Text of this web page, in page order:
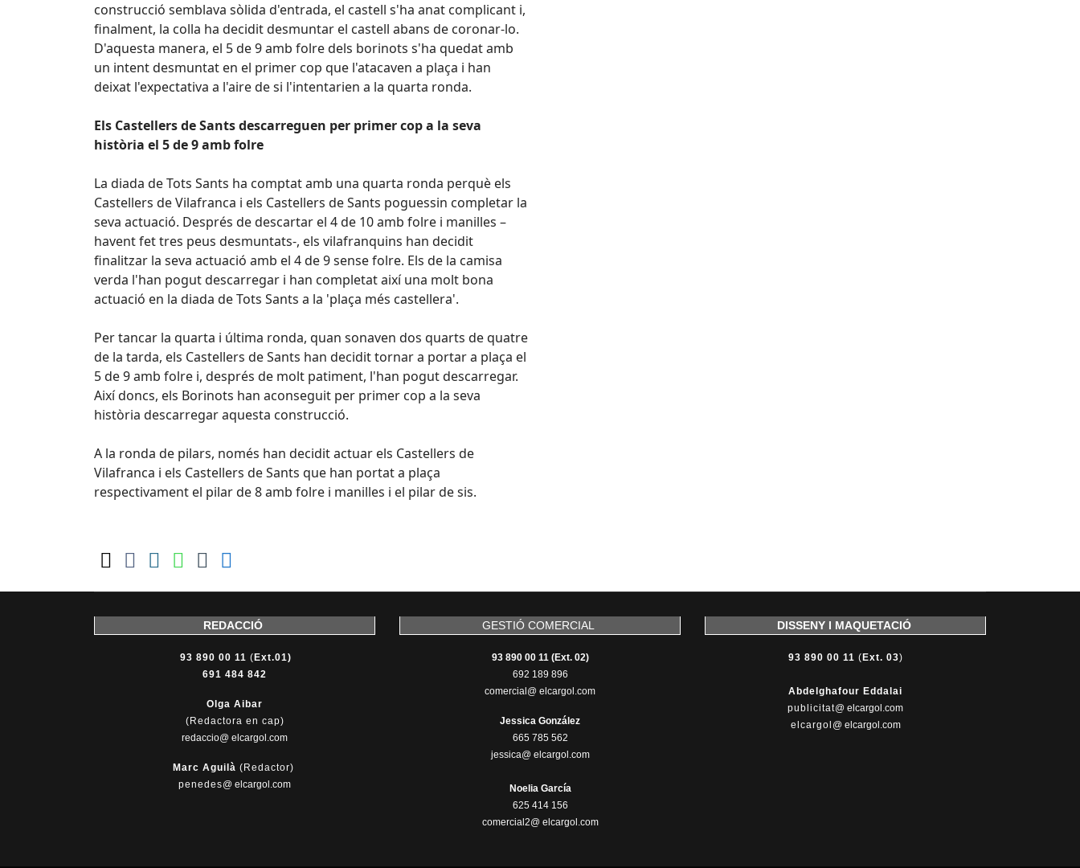
construcció semblava sòlida d'entrada, el castell s'ha anat complicant i,
finalment, la colla ha decidit desmuntar el castell abans de coronar-lo.
D'aquesta manera, el 5 de 9 amb folre dels borinots s'ha quedat amb
un intent desmuntat en el primer cop que l'atacaven a plaça i han
deixat l'expectativa a l'aire de si l'intentarien a la quarta ronda.
Els Castellers de Sants descarreguen per primer cop a la seva
història el 5 de 9 amb folre
La diada de Tots Sants ha comptat amb una quarta ronda perquè els
Castellers de Vilafranca i els Castellers de Sants poguessin completar la
seva actuació. Després de descartar el 4 de 10 amb folre i manilles –
havent fet tres peus desmuntats-, els vilafranquins han decidit
finalitzar la seva actuació amb el 4 de 9 sense folre. Els de la camisa
verda l'han pogut descarregar i han completat així una molt bona
actuació en la diada de Tots Sants a la 'plaça més castellera'.
Per tancar la quarta i última ronda, quan sonaven dos quarts de quatre
de la tarda, els Castellers de Sants han decidit tornar a portar a plaça el
5 de 9 amb folre i, després de molt patiment, l'han pogut descarregar.
Així doncs, els Borinots han aconseguit per primer cop a la seva
història descarregar aquesta construcció.
A la ronda de pilars, només han decidit actuar els Castellers de
Vilafranca i els Castellers de Sants que han portat a plaça
respectivament el pilar de 8 amb folre i manilles i el pilar de sis.
REDACCIÓ
93 890 00 11 ( Ext.01)
691 484 842
Olga Aibar
(Redactora en cap)
redaccio@ elcargol.com
Marc Aguilà (Redactor)
penedes@ elcargol.com
GESTIÓ COMERCIAL
93 890 00 11 (Ext. 02)
692 189 896
comercial@ elcargol.com
Jessica González
665 785 562
jessica@ elcargol.com
Noelia García
625 414 156
comercial2@ elcargol.com
DISSENY I MAQUETACIÓ
93 890 00 11 ( Ext. 03)
Abdelghafour Eddalai
publicitat@ elcargol.com
elcargol @ elcargol.com